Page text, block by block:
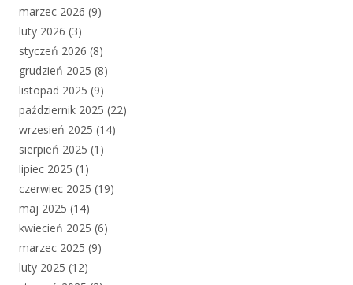
marzec 2026 (9)
luty 2026 (3)
styczeń 2026 (8)
grudzień 2025 (8)
listopad 2025 (9)
październik 2025 (22)
wrzesień 2025 (14)
sierpień 2025 (1)
lipiec 2025 (1)
czerwiec 2025 (19)
maj 2025 (14)
kwiecień 2025 (6)
marzec 2025 (9)
luty 2025 (12)